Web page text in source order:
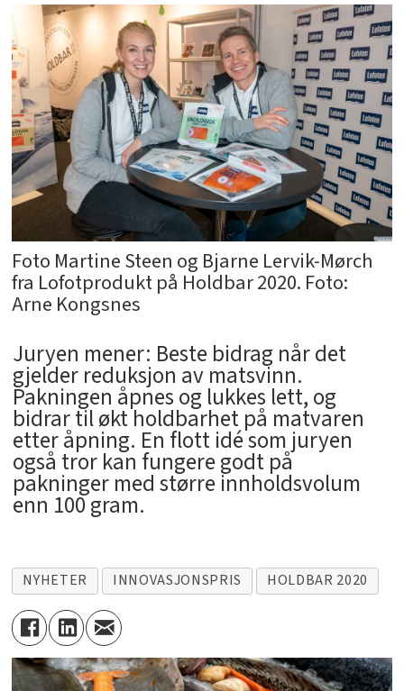
Foto Martine Steen og Bjarne Lervik-Mørch
fra Lofotprodukt på Holdbar 2020. Foto:
Arne Kongsnes
Juryen mener: Beste bidrag når det
gjelder reduksjon av matsvinn.
Pakningen åpnes og lukkes lett, og
bidrar til økt holdbarhet på matvaren
etter åpning. En flott idé som juryen
også tror kan fungere godt på
pakninger med større innholdsvolum
enn 100 gram.
NYHETER INNOVASJONSPRIS HOLDBAR 2020